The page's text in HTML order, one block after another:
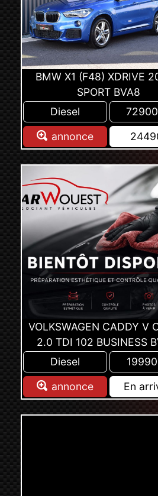
BMW X1 (F48) XDRIVE
SPORT BVA8
Diesel
annonce
VOLKSWAGEN CADDY V
2.0 TDI 102 BUSINESS
Diesel
annonce
En